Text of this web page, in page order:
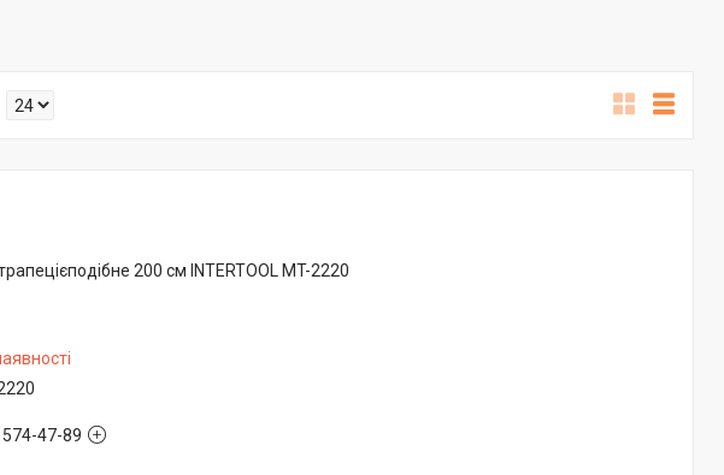
200 см INTERTOOL MT-2220
47-89